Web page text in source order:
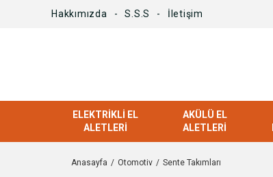
Hakkımızda S.S.S İletişim
ELEKTRIKLI EL
ALETLERI
AKÜLÜ EL
ALETLERI
Anasayfa Otomotiv Sente Takımları